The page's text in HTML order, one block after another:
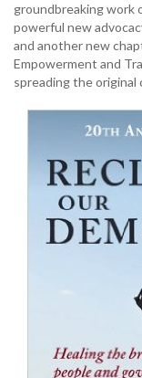
groundbreaking work
powerful new
and another new
Empowerment and
spreading the original